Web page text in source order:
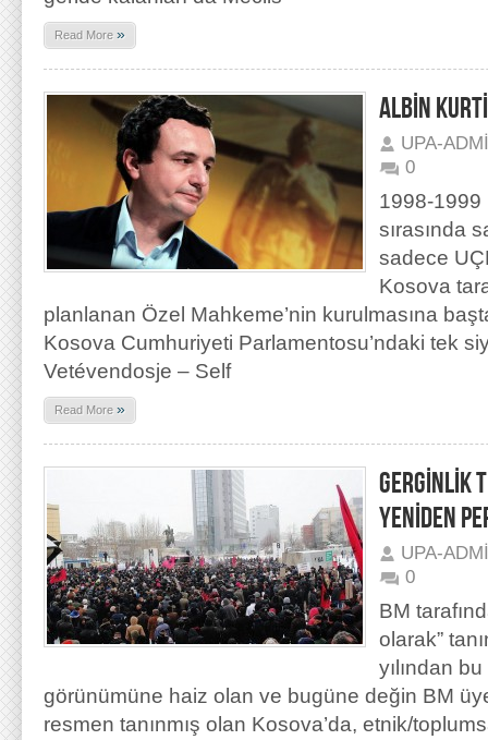
Read More »
ALBİN
UPA-
0
1998-1999
sırasında
sadece
Kosova
planlanan Özel Mahkeme’nin kurulmasına
Kosova Cumhuriyeti Parlamentosu’ndaki tek
Vetévendosje – Self
Read More »
GERGİNLİK
YENİDEN
UPA-
0
BM
olarak”
yılından
görünümüne haiz olan ve bugüne değin BM
resmen tanınmış olan Kosova’da, etnik/